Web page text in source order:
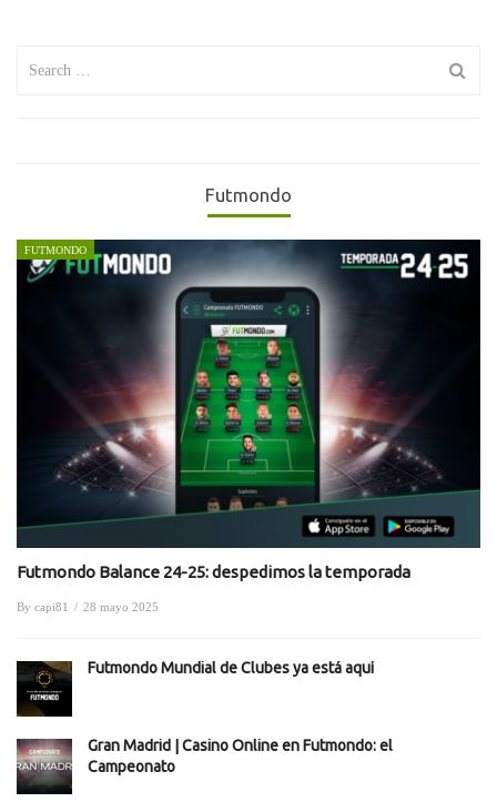
Futmondo
FUTMONDO
Futmondo Balance 24-25: despedimos la temporada
By capi81 / 28 mayo 2025
Futmondo Mundial de Clubes ya está aquí
Gran Madrid | Casino Online en Futmondo: el
Campeonato